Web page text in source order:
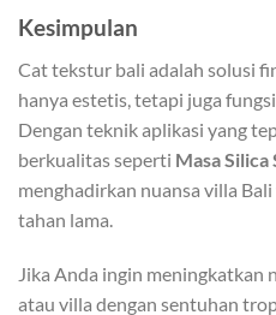
Kesimpulan
Cat tekstur bali adalah solusi
hanya estetis, tetapi juga
Dengan teknik aplikasi yang
berkualitas seperti Masa
menghadirkan nuansa villa
tahan lama.
Jika Anda ingin meningkatkan
atau villa dengan sentuhan